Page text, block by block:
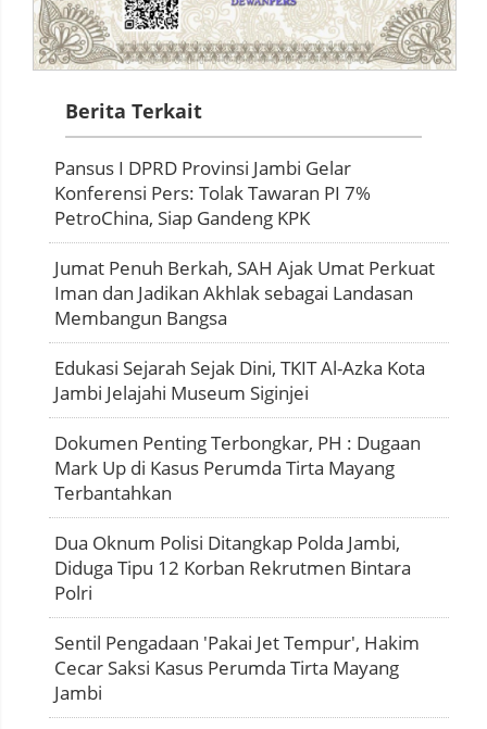
Berita Terkait
Pansus I DPRD Provinsi Jambi Gelar
Konferensi Pers: Tolak Tawaran PI 7%
PetroChina, Siap Gandeng KPK
Jumat Penuh Berkah, SAH Ajak Umat Perkuat
Iman dan Jadikan Akhlak sebagai Landasan
Membangun Bangsa
Edukasi Sejarah Sejak Dini, TKIT Al-Azka Kota
Jambi Jelajahi Museum Siginjei
Dokumen Penting Terbongkar, PH : Dugaan
Mark Up di Kasus Perumda Tirta Mayang
Terbantahkan
Dua Oknum Polisi Ditangkap Polda Jambi,
Diduga Tipu 12 Korban Rekrutmen Bintara
Polri
Sentil Pengadaan 'Pakai Jet Tempur', Hakim
Cecar Saksi Kasus Perumda Tirta Mayang
Jambi